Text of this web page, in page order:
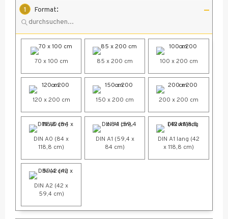
1 Format:
70 x 100 cm 85 x 200 cm 100 x 200 cm
120 x 200 cm 150 x 200 cm 200 x 200 cm
DIN A0 (84 x
118,8 cm)
DIN A1 (59,4 x
84 cm)
DIN A1 lang (42
x 118,8 cm)
DIN A2 (42 x
59,4 cm)